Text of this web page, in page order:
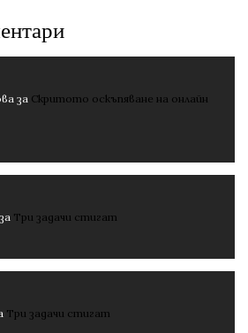
за Скритото оскъпяване на онлайн
за Три задачи стигат
Три задачи стигат